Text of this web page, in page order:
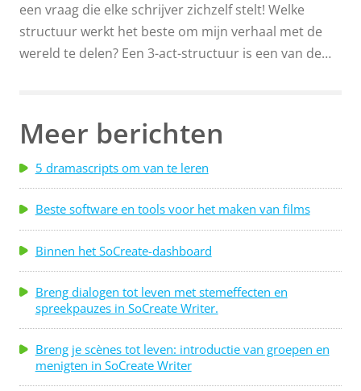
een vraag die elke schrijver zichzelf stelt! Welke
structuur werkt het beste om mijn verhaal met de
wereld te delen? Een 3-act-structuur is een van de
beschrijft zijn overtuiging dat verhalenstructuur
neerkomt op een begin, een midden en een einde. Is
de 3-act-structuur zo eenvoudig? Dat is het zeker!
Blijf lezen om meer te leren en enkele voorbeelden
van de 3-act-structuur te zien! Hoe schrijf je een 3-
act-verhalenstructuur? Een 3-act-structuur kan
worden gebruikt om scenario's, korte verhalen,
romans en zelfs non-fictie te schrijven...
Meer berichten
5 dramascripts om van te leren
Beste software en tools voor het maken van films
Binnen het SoCreate-dashboard
Breng dialogen tot leven met stemeffecten en
spreekpauzes in SoCreate Writer.
Breng je scènes tot leven: introductie van groepen en
menigten in SoCreate Writer